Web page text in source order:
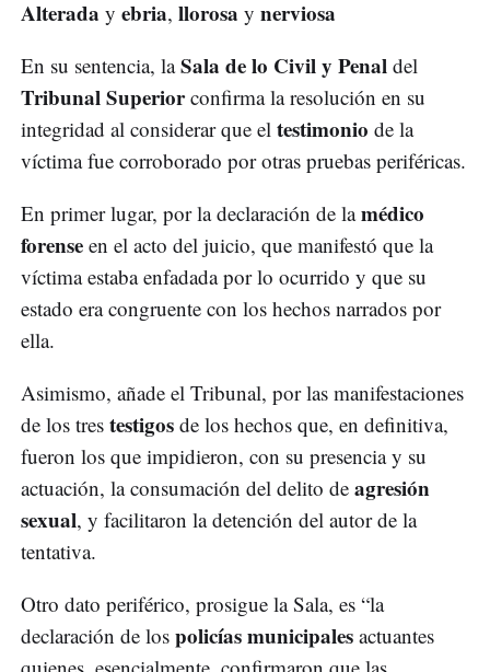
Alterada y ebria, llorosa y nerviosa
En su sentencia, laSala de lo Civil y Penal del
Tribunal Superiorconfirma la resolución en su
integridad al considerar que el testimonio de la
víctima fue corroborado por otras pruebas periféricas.
En primer lugar, por la declaración de lamédico
forense en el acto del juicio, que manifestó que la
víctima estaba enfadada por lo ocurrido y que su
estado era congruente con los hechos narrados por
ella.
Asimismo, añade el Tribunal, por las manifestaciones
de los tres testigos de los hechos que, en definitiva,
fueron los que impidieron, con su presencia y su
actuación, la consumación del delito de agresión
sexual, y facilitaron la detención del autor de la
tentativa.
Otro dato periférico, prosigue la Sala, es “la
declaración de los policías municipales actuantes